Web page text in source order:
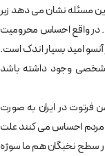
این مسئله نشان می دهد زیر
واقع احساس محرومیت
آنسو امید بسیار اندک است.
مشخصی وجود داشته باشد
فرتوت در ایران به صورت
مردم احساس می کنند علت
سطح نخبگان هم ما سوژه